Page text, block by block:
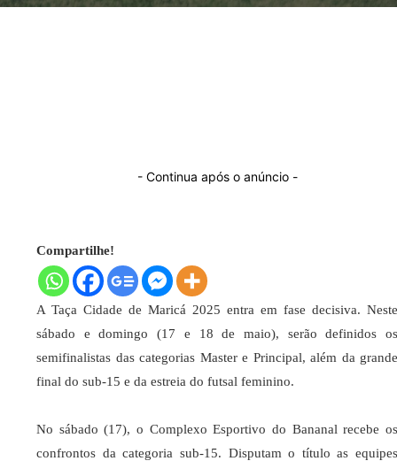
- Continua após o anúncio -
Compartilhe!
A Taça Cidade de Maricá 2025 entra em fase decisiva. Neste
sábado e domingo (17 e 18 de maio), serão definidos os
semifinalistas das categorias Master e Principal, além da grande
final do sub-15 e da estreia do futsal feminino.
No sábado (17), o Complexo Esportivo do Bananal recebe os
confrontos da categoria sub-15. Disputam o título as equipes